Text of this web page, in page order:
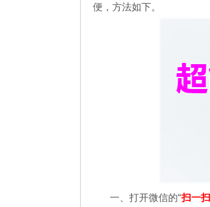
便，方法如下。
一、打开微信的“扫一扫